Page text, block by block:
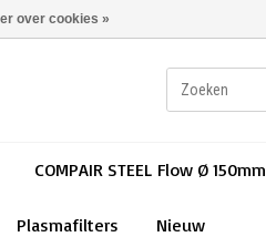
COMPAIR STEEL Flow Ø 150mm
Plasmafilters Nieuw
over cookies »